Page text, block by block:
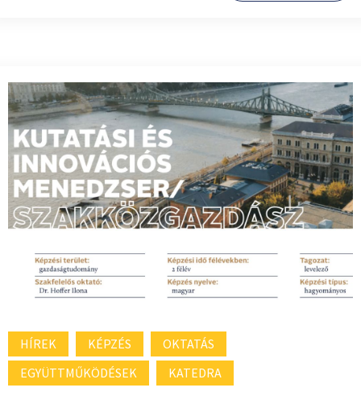
HÍREK KÉPZÉS
OKTATÁS
EGYÜTTMŰKÖDÉSEK
KATEDRA